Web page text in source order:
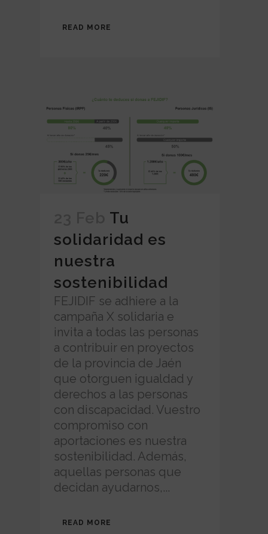
READ MORE
Tu
solidaridad es
nuestra
sostenibilidad
FEJIDIF se adhiere a la
campaña X solidaria e
invita a todas las personas
a contribuir en proyectos
de la provincia de Jaén
que otorguen igualdad y
derechos a las personas
con discapacidad. Vuestro
compromiso con
aportaciones es nuestra
sostenibilidad. Además,
aquellas personas que
decidan ayudarnos,...
READ MORE